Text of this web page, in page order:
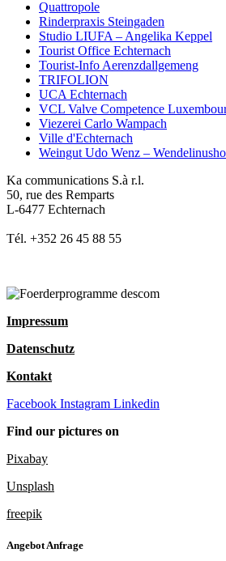
Quattropole
Rinderpraxis Steingaden
Studio LIUFA – Angelika Keppel
Tourist Office Echternach
Tourist-Info Aerenzdallgemeng
TRIFOLION
UCA Echternach
VCL Valve Competence
Viezerei Carlo Wampach
Ville d'Echternach
Weingut Udo Wenz –
Ka communications S.à r.l.
50, rue des Remparts
L-6477 Echternach
Tél. +352 26 45 88 55
Impressum
Datenschutz
Kontakt
Facebook Instagram Linkedin
Find our pictures on
Pixabay
Unsplash
freepik
Angebot Anfrage